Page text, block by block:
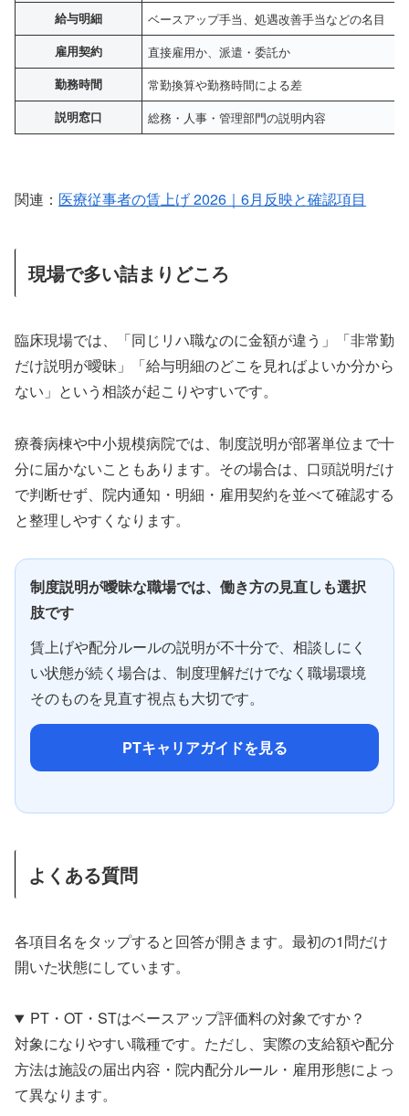
給与明細 ベースアップ手当、処遇改善手当などの名目
雇用契約 直接雇用か、派遣・委託か
勤務時間 常勤換算や勤務時間による差
説明窓口 総務・人事・管理部門の説明内容
関連： 医療従事者の賃上げ 2026｜6月反映と確認項目
現場で多い詰まりどころ
臨床現場では、「同じリハ職なのに金額が違う」「非常勤
だけ説明が曖昧」「給与明細のどこを見ればよいか分から
ない」という相談が起こりやすいです。
療養病棟や中小規模病院では、制度説明が部署単位まで十
分に届かないこともあります。その場合は、口頭説明だけ
で判断せず、院内通知・明細・雇用契約を並べて確認する
と整理しやすくなります。
制度説明が曖昧な職場では、働き方の見直しも選択
肢です
賃上げや配分ルールの説明が不十分で、相談しにく
い状態が続く場合は、制度理解だけでなく職場環境
そのものを見直す視点も大切です。
PTキャリアガイドを見る
よくある質問
各項目名をタップすると回答が開きます。最初の1問だけ
開いた状態にしています。
PT・OT・STはベースアップ評価料の対象ですか？
対象になりやすい職種です。ただし、実際の支給額や配分
方法は施設の届出内容・院内配分ルール・雇用形態によっ
て異なります。